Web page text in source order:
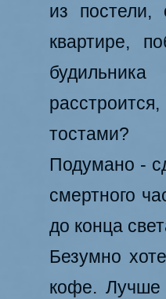
из
квартире,
тостами?
Подумано -
смертного
до конца
Безумно
кофе. Лучше